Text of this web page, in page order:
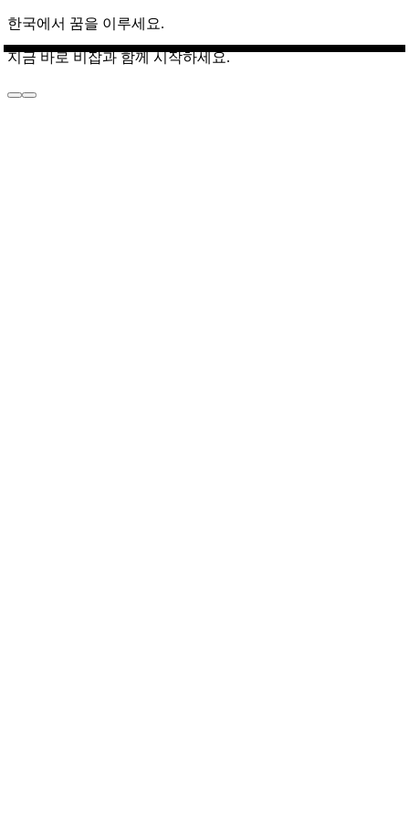
한국에서 꿈을 이루세요.
지금 바로 비잡과 함께 시작하세요.